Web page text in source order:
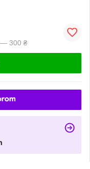
— 300 ₴